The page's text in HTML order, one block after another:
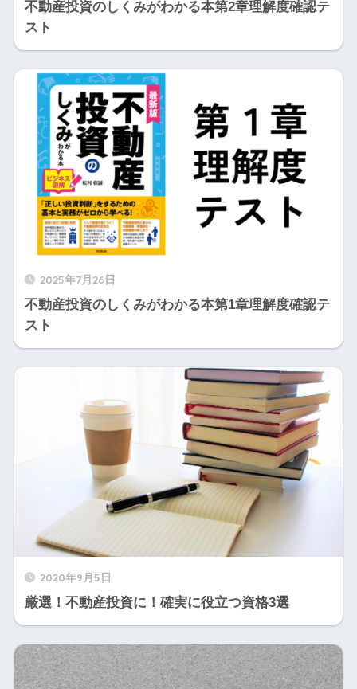
不動産投資のしくみがわかる本第2章理解度確認テ
スト
2025年7月26日
不動産投資のしくみがわかる本第1章理解度確認テ
スト
2020年9月5日
厳選！不動産投資に！確実に役立つ資格3選